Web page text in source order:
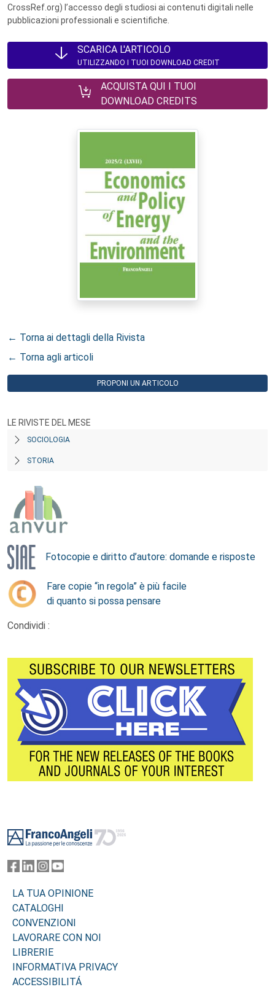
CrossRef.org) l’accesso degli studiosi ai contenuti digitali nelle
pubblicazioni professionali e scientifiche.
SCARICA L'ARTICOLO
UTILIZZANDO I TUOI DOWNLOAD CREDIT
ACQUISTA QUI I TUOI
DOWNLOAD CREDITS
← Torna ai dettagli della Rivista
← Torna agli articoli
PROPONI UN ARTICOLO
LE RIVISTE DEL MESE
SOCIOLOGIA
STORIA
Fotocopie e diritto d’autore: domande e risposte
Fare copie “in regola” è più facile
di quanto si possa pensare
Condividi :
LA TUA OPINIONE
CATALOGHI
CONVENZIONI
LAVORARE CON NOI
LIBRERIE
INFORMATIVA PRIVACY
ACCESSIBILITÁ